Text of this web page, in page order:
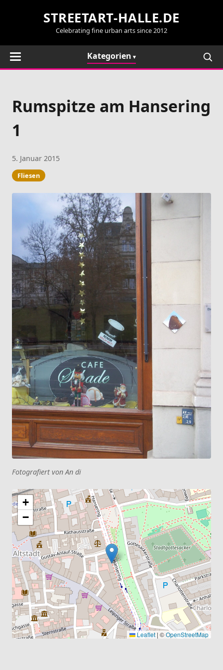
STREETART-HALLE.DE
Celebrating fine urban arts since 2012
Kategorien
Rumspitze am Hansering
1
5. Januar 2015
Fliesen
Fotografiert von An di
+
−
Leaflet | ©OpenStreetMap